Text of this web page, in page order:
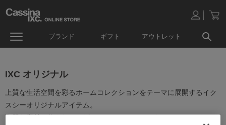
ブランド ギフト アウトレット
IXC オリジナル
上質な生活空間を彩るホームコレクションをテーマに展開するイク
スシーオリジナルアイテム。
良質な素材で作られたレザーアイテムやルームウェア、ベッドアク